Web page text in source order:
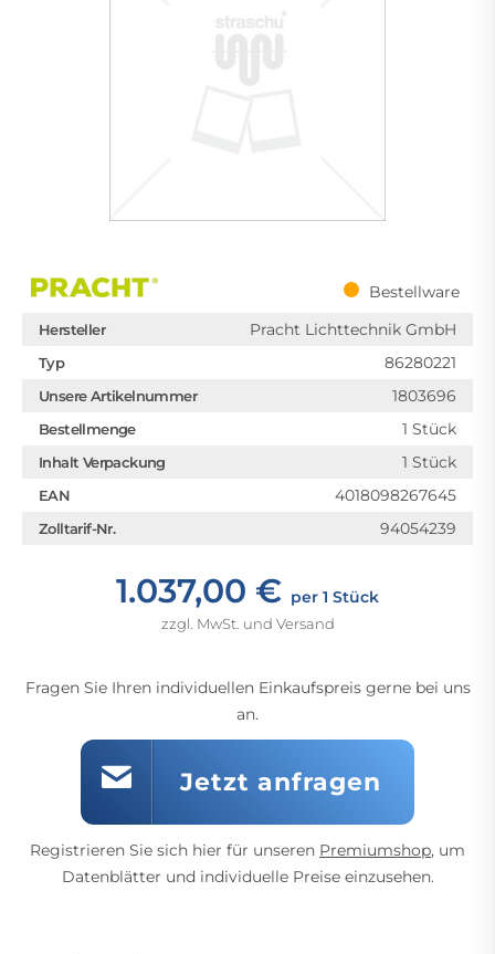
Bestellware
Hersteller Pracht Lichttechnik GmbH
Typ 86280221
Unsere Artikelnummer 1803696
Bestellmenge 1 Stück
Inhalt Verpackung 1 Stück
EAN 4018098267645
Zolltarif-Nr. 94054239
1.037,00 € per 1 Stück
zzgl. MwSt. und Versand
Fragen Sie Ihren individuellen Einkaufspreis gerne bei uns
an.
Jetzt anfragen
Registrieren Sie sich hier für unseren Premiumshop, um
Datenblätter und individuelle Preise einzusehen.